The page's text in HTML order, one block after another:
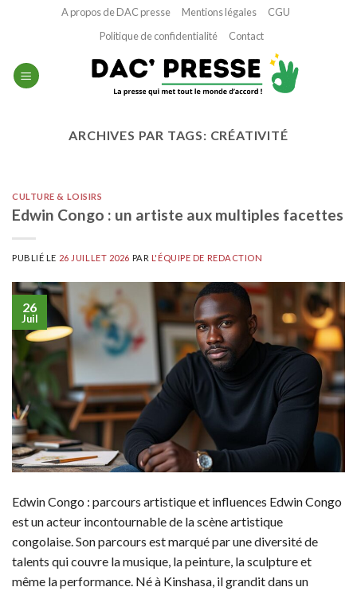
A propos de DAC presse Mentions légales
CGU
Politique de confidentialité
Contact
ARCHIVES PAR TAGS: CRÉATIVITÉ
CULTURE & LOISIRS
Edwin Congo : un artiste aux multiples facettes
PUBLIÉ LE 26 JUILLET 2026 PAR L'ÉQUIPE DE REDACTION
26
Juil
Edwin Congo : parcours artistique et influences Edwin Congo
est un acteur incontournable de la scène artistique
congolaise. Son parcours est marqué par une diversité de
talents qui couvre la musique, la peinture, la sculpture et
même la performance. Né à Kinshasa, il grandit dans un